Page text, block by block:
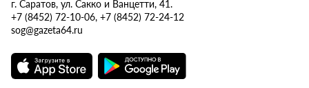
г. Саратов, ул. Сакко и Ванцетти, 41.
+7 (8452) 72-10-06, +7 (8452) 72-24-12
sog@gazeta64.ru